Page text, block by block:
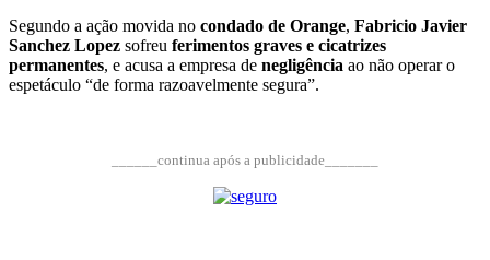
Segundo a ação movida no condado de Orange, Fabricio Javier
Sanchez Lopez sofreu ferimentos graves e cicatrizes
permanentes, e acusa a empresa de negligência ao não operar o
espetáculo “de forma razoavelmente segura”.
______continua após a publicidade_______